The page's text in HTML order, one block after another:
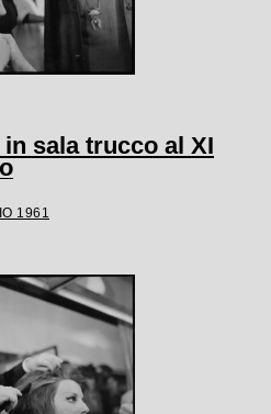
sala trucco al XI
1961